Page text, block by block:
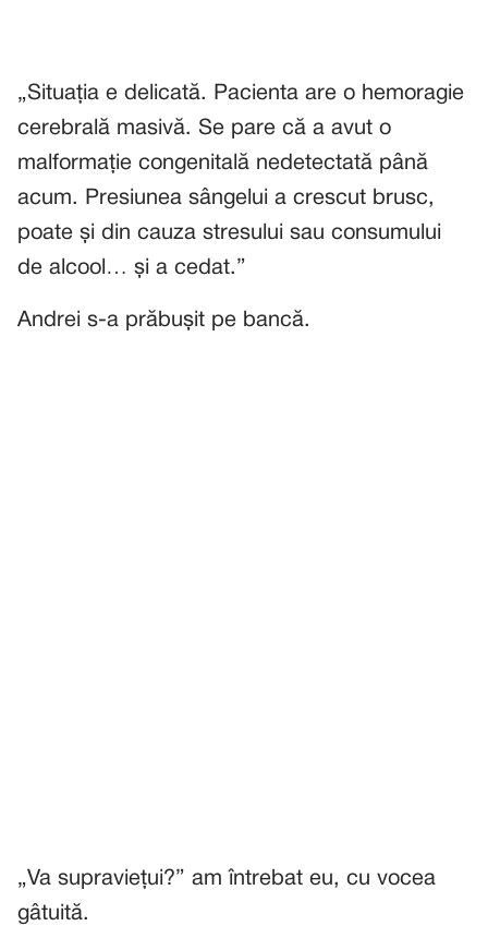
„Situația e delicată. Pacienta are o hemoragie
cerebrală masivă. Se pare că a avut o
malformație congenitală nedetectată până
acum. Presiunea sângelui a crescut brusc,
poate și din cauza stresului sau consumului
de alcool… și a cedat.”
Andrei s-a prăbușit pe bancă.
„Va supraviețui?” am întrebat eu, cu vocea
gâtuită.